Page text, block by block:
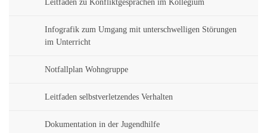
Leitfaden zu Konfliktgesprächen im Kollegium
Infografik zum Umgang mit unterschwelligen Störungen
im Unterricht
Notfallplan Wohngruppe
Leitfaden selbstverletzendes Verhalten
Dokumentation in der Jugendhilfe